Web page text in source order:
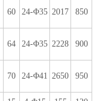
60 24-Φ35 2017 850
64 24-Φ35 2228 900
70 24-Φ41 2650 950